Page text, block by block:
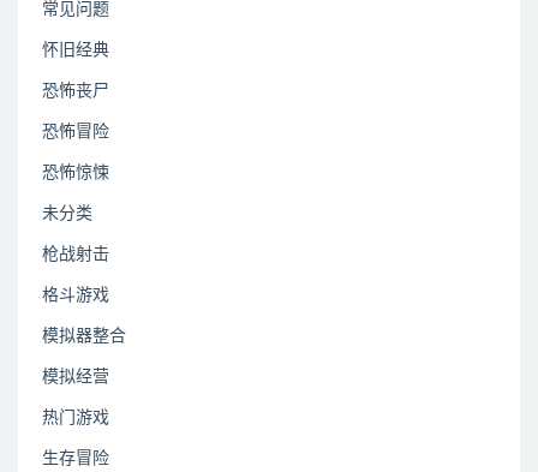
常见问题
怀旧经典
恐怖丧尸
恐怖冒险
恐怖惊悚
未分类
枪战射击
格斗游戏
模拟器整合
模拟经营
热门游戏
生存冒险